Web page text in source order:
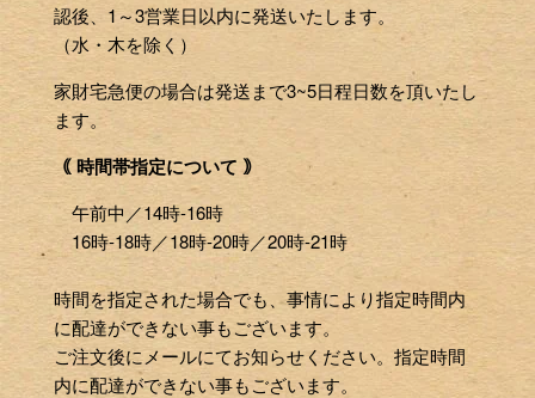
認後、1～3営業日以内に発送いたします。
（水・木を除く）
家財宅急便の場合は発送まで3~5日程日数を頂いたし
ます。
｟ 時間帯指定について ｠
午前中／14時-16時
16時-18時／18時-20時／20時-21時
時間を指定された場合でも、事情により指定時間内
に配達ができない事もございます。
ご注文後にメールにてお知らせください。指定時間
内に配達ができない事もございます。